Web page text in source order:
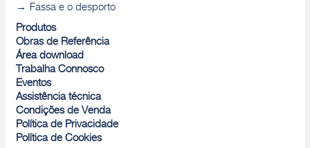
Fassa e o desporto
Produtos
Obras de Referência
Área download
Trabalha Connosco
Eventos
Assistência técnica
Condições de Venda
Política de Privacidade
Política de Cookies